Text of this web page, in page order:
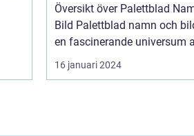
Översikt över Palettblad
Bild Palettblad namn och bild är
en fascinerande universum
16 januari 2024